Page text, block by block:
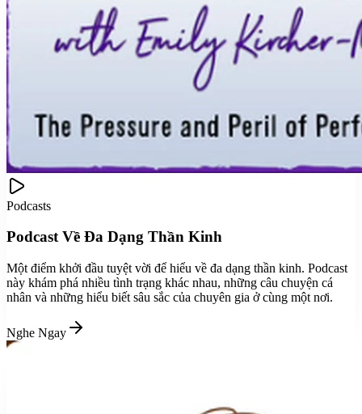
Podcasts
Podcast Về Đa Dạng Thần Kinh
Một điểm khởi đầu tuyệt vời để hiểu về đa dạng thần kinh. Podcast
này khám phá nhiều tình trạng khác nhau, những câu chuyện cá
nhân và những hiểu biết sâu sắc của chuyên gia ở cùng một nơi.
Nghe Ngay